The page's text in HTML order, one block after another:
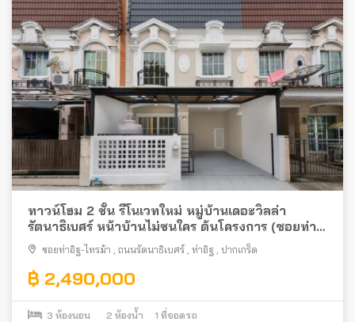
ทาวน์โฮม 2 ชั้น รีโนเวทใหม่ หมู่บ้านเดอะวิลล่า
รัตนาธิเบศร์ หน้าบ้านไม่ชนใคร ต้นโครงการ (ซอยท่า
อิฐ-ไทรม้า) พร้อมอยู่ ใกล้รถไฟฟ้าสายสีม่วง
ซอยท่าอิฐ-ไทรม้า ถนนรัตนาธิเบศร์ ท่าอิฐ ปากเกร็ด
฿ 2,490,000
3 ห้องนอน 2 ห้องน้ำ 1 ที่จอดรถ